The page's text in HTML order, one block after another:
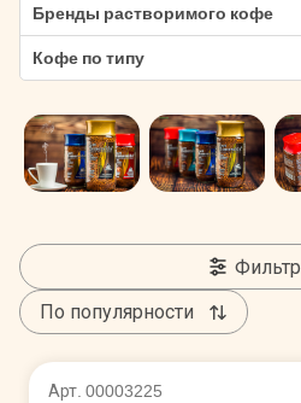
Бренды растворимого кофе
Кофе по типу
Фильтр
По популярности
Арт. 00003225